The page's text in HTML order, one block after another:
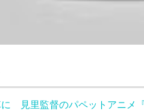
見里監督のパペットアニメ